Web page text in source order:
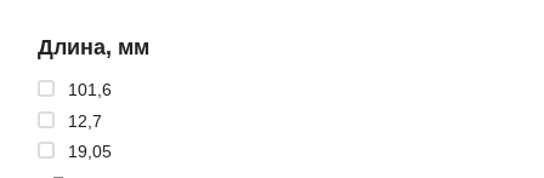
Длина, мм
101,6
12,7
19,05